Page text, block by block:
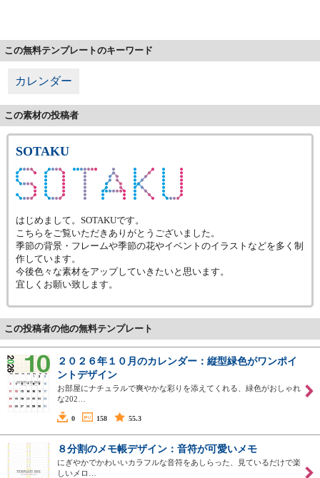
この無料テンプレートのキーワード
カレンダー
この素材の投稿者
SOTAKU
はじめまして。SOTAKUです。
こちらをご覧いただきありがとうございました。
季節の背景・フレームや季節の花やイベントのイラストなどを多く制
作しています。
今後色々な素材をアップしていきたいと思います。
宜しくお願い致します。
この投稿者の他の無料テンプレート
２０２６年１０月のカレンダー：縦型緑色がワンポイ
ントデザイン
お部屋にナチュラルで爽やかな彩りを添えてくれる、緑色がおしゃれ
な202…
0 158 55.3
８分割のメモ帳デザイン：音符が可愛いメモ
にぎやかでかわいいカラフルな音符をあしらった、見ているだけで楽
しいメロ…